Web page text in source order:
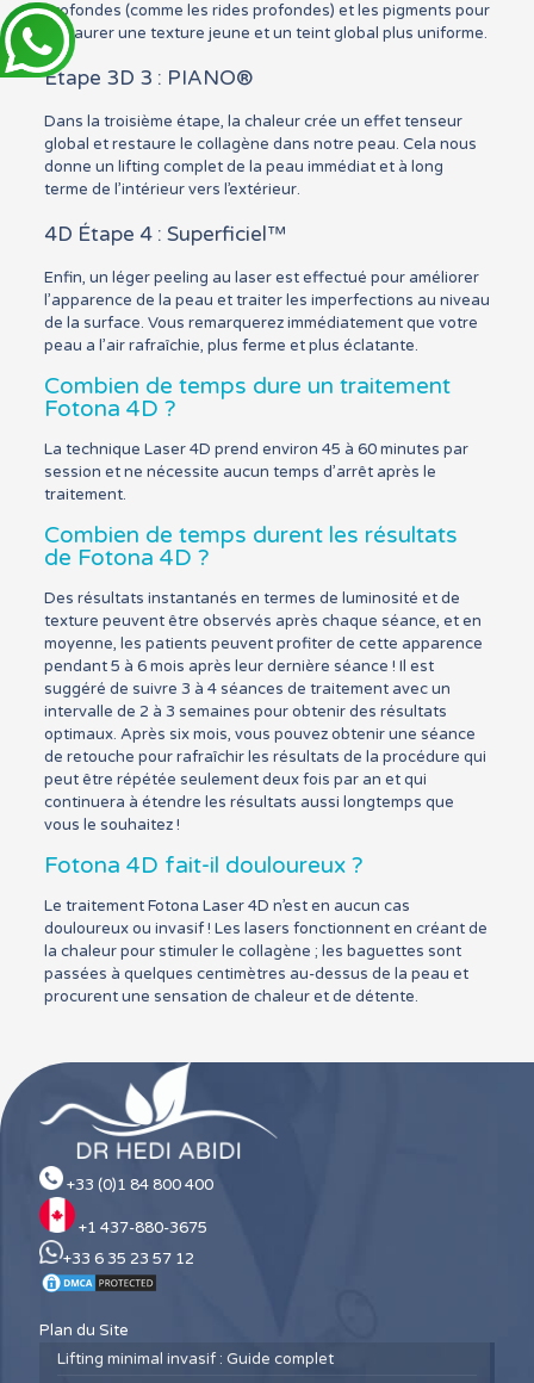
profondes (comme les rides profondes) et les pigments pour
restaurer une texture jeune et un teint global plus uniforme.
Étape 3D 3 : PIANO®
Dans la troisième étape, la chaleur crée un effet tenseur
global et restaure le collagène dans notre peau. Cela nous
donne un lifting complet de la peau immédiat et à long
terme de l’intérieur vers l’extérieur.
4D Étape 4 : Superficiel™
Enfin, un léger peeling au laser est effectué pour améliorer
l’apparence de la peau et traiter les imperfections au niveau
de la surface. Vous remarquerez immédiatement que votre
peau a l’air rafraîchie, plus ferme et plus éclatante.
Combien de temps dure un traitement
Fotona 4D ?
La technique Laser 4D prend environ 45 à 60 minutes par
session et ne nécessite aucun temps d’arrêt après le
traitement.
Combien de temps durent les résultats
de Fotona 4D ?
Des résultats instantanés en termes de luminosité et de
texture peuvent être observés après chaque séance, et en
moyenne, les patients peuvent profiter de cette apparence
pendant 5 à 6 mois après leur dernière séance ! Il est
suggéré de suivre 3 à 4 séances de traitement avec un
intervalle de 2 à 3 semaines pour obtenir des résultats
optimaux. Après six mois, vous pouvez obtenir une séance
de retouche pour rafraîchir les résultats de la procédure qui
peut être répétée seulement deux fois par an et qui
continuera à étendre les résultats aussi longtemps que
vous le souhaitez !
Fotona 4D fait-il douloureux ?
Le traitement Fotona Laser 4D n’est en aucun cas
douloureux ou invasif ! Les lasers fonctionnent en créant de
la chaleur pour stimuler le collagène ; les baguettes sont
passées à quelques centimètres au-dessus de la peau et
procurent une sensation de chaleur et de détente.
+33 (0)1 84 800 400
+1 437-880-3675
+33 6 35 23 57 12
Plan du Site
Lifting minimal invasif : Guide complet